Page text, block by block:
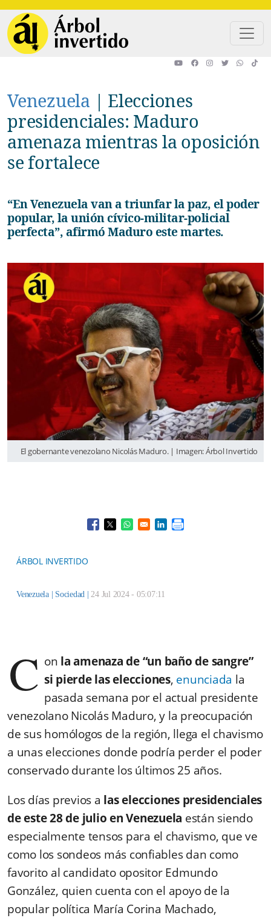
Venezuela | Elecciones
presidenciales: Maduro
amenaza mientras la oposición
se fortalece
“En Venezuela van a triunfar la paz, el poder
popular, la unión cívico-militar-policial
perfecta”, afirmó Maduro este martes.
El gobernante venezolano Nicolás Maduro. | Imagen: Árbol Invertido
Opens in a new window
Opens in a new window
Opens in a new window
Opens in a new window
ÁRBOL INVERTIDO
Sociedad 24 Jul 2024 - 05:07:11
C on la amenaza de “un baño de sangre”
si pierde las elecciones, enunciada la
pasada semana por el actual presidente
venezolano Nicolás Maduro, y la preocupación
de sus homólogos de la región, llega el chavismo
a unas elecciones donde podría perder el poder
conservado durante los últimos 25 años.
Los días previos a las elecciones presidenciales
de este 28 de julio en Venezuela están siendo
especialmente tensos para el chavismo, que ve
como los sondeos más confiables dan como
favorito al candidato opositor Edmundo
González, quien cuenta con el apoyo de la
popular política María Corina Machado,